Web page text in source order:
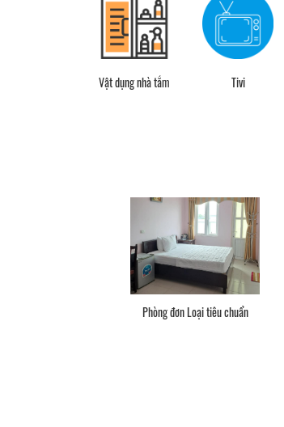
Vật dụng nhà tắm Tivi
Phòng đơn Loại tiêu chuẩn